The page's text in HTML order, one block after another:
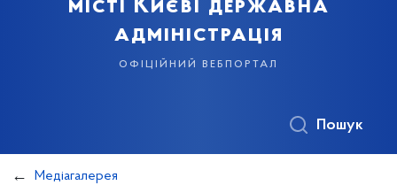
місті Києві державна
адміністрація
офіційний вебпортал
Пошук
Медіагалерея